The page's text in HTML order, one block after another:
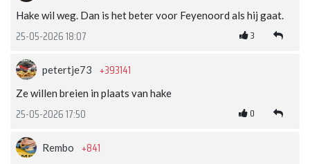
Hake wil weg. Dan is het beter voor Feyenoord als hij gaat.
25-05-2026 18:07 3
petertje73 +393141
Ze willen breien in plaats van hake
25-05-2026 17:50 0
Rembo +841